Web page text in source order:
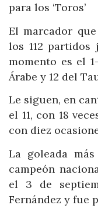
para los ‘Toros’
El marcador
los 112 partidos
momento es el
Árabe y 12 del
Le siguen, en
el 11, con 18
con diez
La goleada
campeón
el 3 de
Fernández y fue